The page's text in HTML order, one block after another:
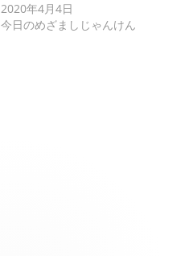
2020年4月4日
今日のめざましじゃんけん